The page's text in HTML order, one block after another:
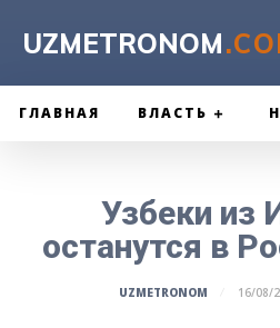
UZMETRONOM
ГЛАВНАЯ ВЛАСТЬ
Узбеки из
останутся в
UZMETRONOM 16/08/